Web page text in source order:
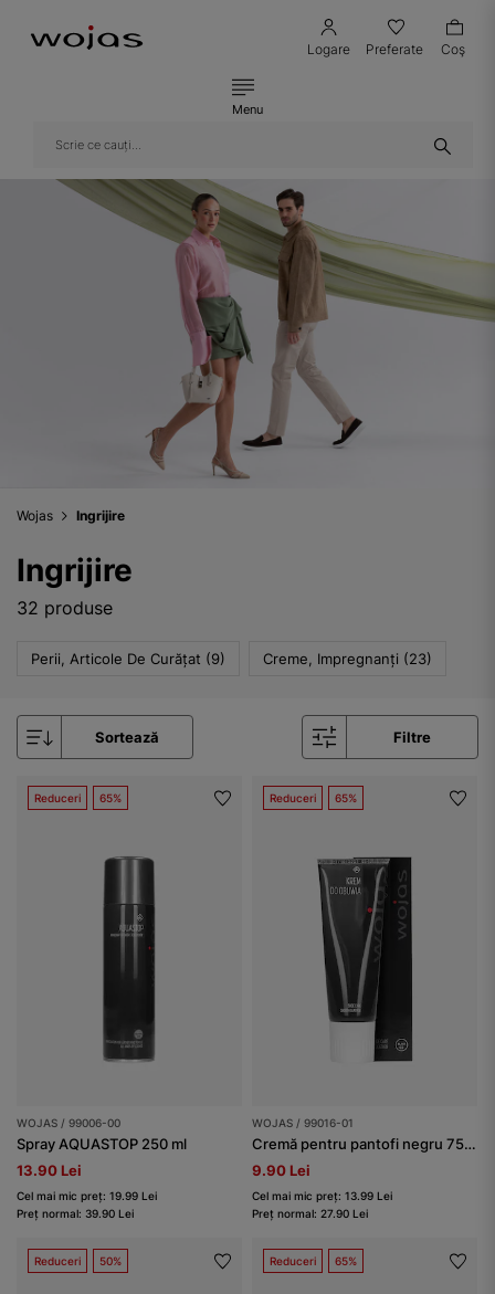
Logare Preferate Coş
Menu
Wojas Ingrijire
Ingrijire
32 produse
Perii, Articole De Curățat (9) Creme, Impregnanți (23)
Sortează Filtre
Reduceri 65%
WOJAS / 99006-00
Spray AQUASTOP 250 ml
13.90 Lei
Cel mai mic preț: 19.99 Lei
Preț normal: 39.90 Lei
Reduceri 65%
WOJAS / 99016-01
Cremă pentru pantofi negru 75 ml
9.90 Lei
Cel mai mic preț: 13.99 Lei
Preț normal: 27.90 Lei
Reduceri 50% Reduceri 65%